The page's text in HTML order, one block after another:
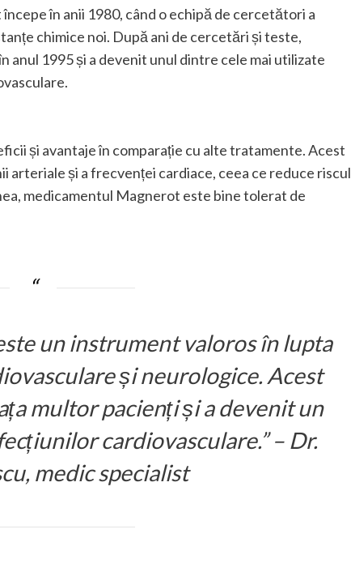
în anii 1980, când o echipă de cercetători a
chimice noi. După ani de cercetări și teste,
anul 1995 și a devenit unul dintre cele mai utilizate
și avantaje în comparație cu alte tratamente. Acest
și a frecvenței cardiace, ceea ce reduce riscul
medicamentul Magnerot este bine tolerat de
un instrument valoros în lupta
și neurologice. Acest
multor pacienți și a devenit un
cardiovasculare.” – Dr.
medic specialist